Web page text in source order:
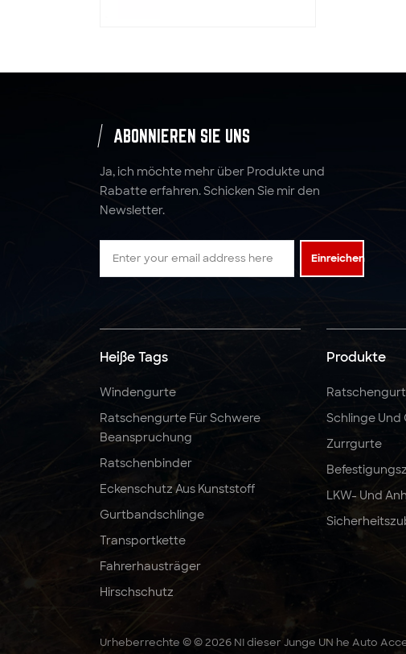
x 10000LBS x 10'
Ratsche
Gurtbandschlinge
2" x 10000 LBS x 27
Fuß Ratschengurte,
robust
ABONNIEREN SIE UNS
Ja, ich möchte mehr über Produkte und
Rabatte erfahren. Schicken Sie mir den
Newsletter.
Einreichen
Heiße Tags
Windengurte
Ratschengurte Für Schwere
Beanspruchung
Ratschenbinder
Eckenschutz Aus Kunststoff
Gurtbandschlinge
Transportkette
Fahrerhausträger
Hirschschutz
Produkte
Schlinge
Zurrgurte
LKW- Und
Urheberrechte © © 2026 NI dieser Junge UN he Auto